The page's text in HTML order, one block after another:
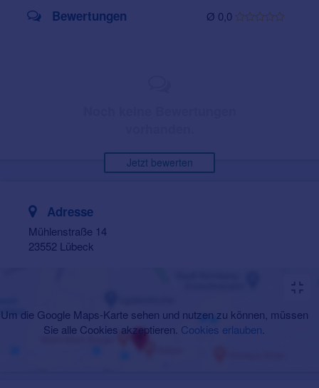
Ø 0,0
Bewertungen
Jetzt bewerten
Adresse
Mühlenstraße 14
23552 Lübeck
Um die Google Maps-Karte sehen und nutzen zu können, müssen
Sie alle Cookies akzeptieren. Cookies erlauben